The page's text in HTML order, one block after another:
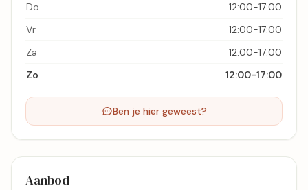
Do
12:00-17:00
Vr
12:00-17:00
Za
12:00-17:00
Zo
12:00-17:00
Ben je hier geweest?
Aanbod